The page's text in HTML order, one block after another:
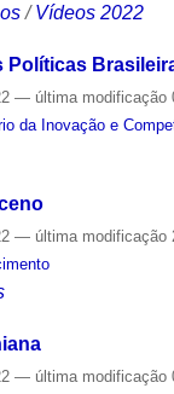
/Vídeos 2022
— última modificação
da Inovação e
— última modificação
— última modificação